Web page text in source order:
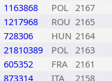
1163868 POL 2167
1217968 ROU 2165
728306 HUN 2164
21810389 POL 2163
605352 FRA 2161
873314 ITA
2158